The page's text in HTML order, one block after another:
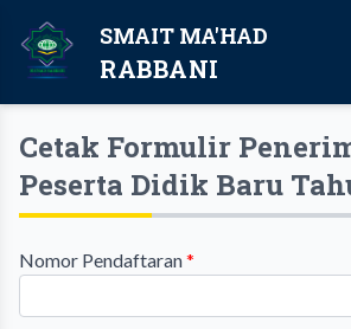
SMAIT MA'HAD
RABBANI
Cetak Formulir
Peserta Didik Baru
Nomor Pendaftaran*